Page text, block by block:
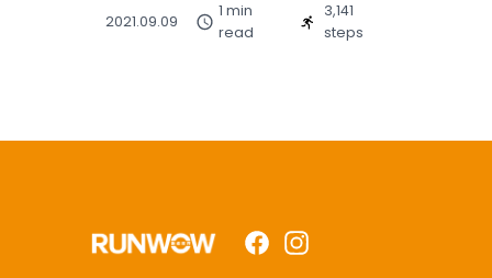
2021.09.09
1 min
read
3,141
steps
FacebookInstagram